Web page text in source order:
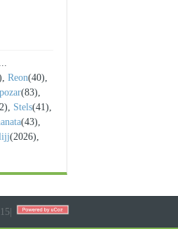
, Reon(40),
(83),
, Stels(41),
(43),
(2026),